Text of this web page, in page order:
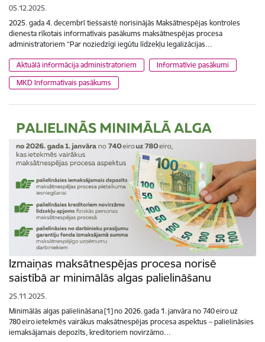
05.12.2025.
2025. gada 4. decembrī tiešsaistē norisinājās Maksātnespējas kontroles
dienesta rīkotais informatīvais pasākums maksātnespējas procesa
administratoriem “Par noziedzīgi iegūtu līdzekļu legalizācijas…
Aktuālā informācija administratoriem
Informatīvie pasākumi
MKD Informatīvais pasākums
Izmaiņas maksātnespējas procesa norisē
saistībā ar minimālās algas palielināšanu
25.11.2025.
Minimālās algas palielināšana [1] no 2026. gada 1. janvāra no 740 eiro uz
780 eiro ietekmēs vairākus maksātnespējas procesa aspektus – palielināsies
iemaksājamais depozīts, kreditoriem novirzāmo…